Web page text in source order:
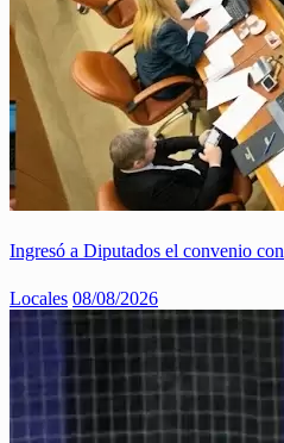
Ingresó a Diputados el convenio con
Locales 08/08/2026